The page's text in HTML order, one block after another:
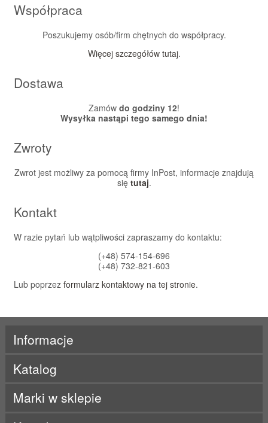
Współpraca
Poszukujemy osób/firm chętnych do współpracy.
Więcej szczegółów tutaj.
Dostawa
Zamów do godziny 12!
Wysyłka nastąpi tego samego dnia!
Zwroty
Zwrot jest możliwy za pomocą firmy InPost, informacje znajdują
się tutaj.
Kontakt
W razie pytań lub wątpliwości zapraszamy do kontaktu:
(+48) 574-154-696
(+48) 732-821-603
Lub poprzez formularz kontaktowy na tej stronie.
Informacje
Katalog
Marki w sklepie